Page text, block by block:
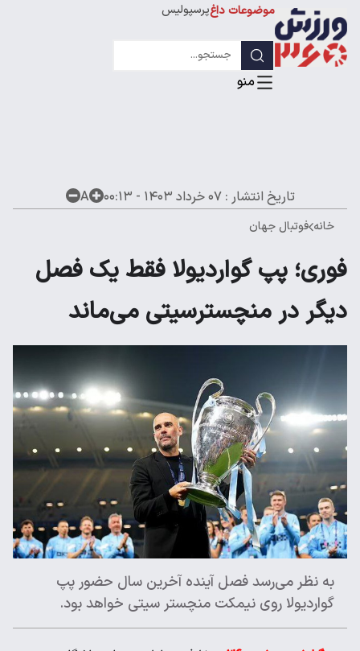
موضوعات داغپرسپولیس
لیگ قهرمانان
تاریخ انتشار :۰۷ خرداد ۱۴۰۳ - ۰۰:۱۳ A
خانه فوتبال جهان
فوری؛ پپ گواردیولا فقط یک فصل
دیگر در منچسترسیتی می‌ماند
به نظر می‌رسد فصل آینده آخرین سال حضور پپ
گواردیولا روی نیمکت منچستر سیتی خواهد بود.